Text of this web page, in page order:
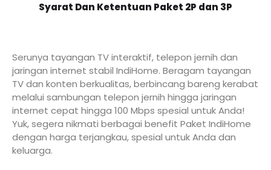
Syarat Dan Ketentuan Paket 2P dan 3P
Serunya tayangan TV interaktif, telepon jernih dan
jaringan internet stabil IndiHome. Beragam tayangan
TV dan konten berkualitas, berbincang bareng kerabat
melalui sambungan telepon jernih hingga jaringan
internet cepat hingga 100 Mbps spesial untuk Anda!
Yuk, segera nikmati berbagai benefit Paket IndiHome
dengan harga terjangkau, spesial untuk Anda dan
keluarga.